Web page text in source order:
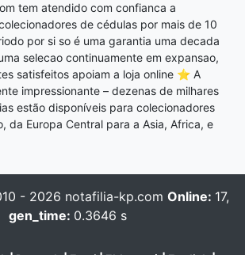
tem atendido com confianca a
de cédulas por mais de 10
por si so é uma garantia uma decada
selecao continuamente em expansao,
satisfeitos apoiam a loja online ⭐ A
impressionante – dezenas de milhares
estão disponíveis para colecionadores
da Europa Central para a Asia, Africa, e
- 2026 notafilia-kp.com Online: 17,
gen_time: 0.3646 s